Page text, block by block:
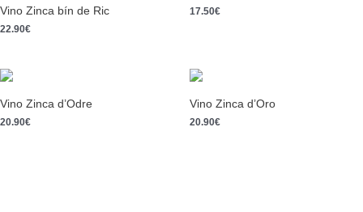
Vino Zinca bín de Ric
22.90€
17.50€
Vino Zinca d’Odre
20.90€
Vino Zinca d’Oro
20.90€